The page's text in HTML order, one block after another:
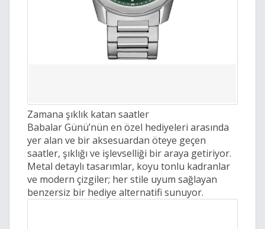
Zamana şıklık katan saatler
Babalar Günü’nün en özel hediyeleri arasında
yer alan ve bir aksesuardan öteye geçen
saatler, şıklığı ve işlevselliği bir araya getiriyor.
Metal detaylı tasarımlar, koyu tonlu kadranlar
ve modern çizgiler; her stile uyum sağlayan
benzersiz bir hediye alternatifi sunuyor.